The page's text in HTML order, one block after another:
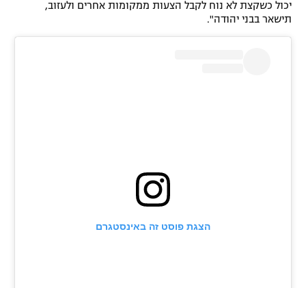
יכול כשקצת לא נוח לקבל הצעות ממקומות אחרים ולעזוב,
תישאר בבני יהודה".
הצגת פוסט זה באינסטגרם